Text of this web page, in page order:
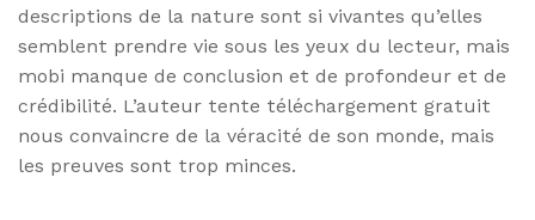
descriptions de la nature sont si vivantes qu’elles
semblent prendre vie sous les yeux du lecteur, mais
mobi manque de conclusion et de profondeur et de
crédibilité. L’auteur tente téléchargement gratuit
nous convaincre de la véracité de son monde, mais
les preuves sont trop minces.